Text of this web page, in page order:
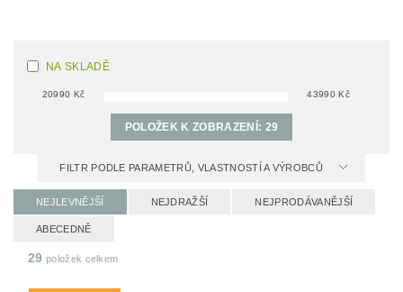
NA SKLADĚ
20990 Kč 43990Kč
POLOŽEK K ZOBRAZENÍ: 29
FILTR PODLE PARAMETRŮ, VLASTNOSTÍ A VÝROBCŮ
NEJLEVNĚJŠÍ NEJDRAŽŠÍ NEJPRODÁVANĚJŠÍ
ABECEDNĚ
29 položek celkem